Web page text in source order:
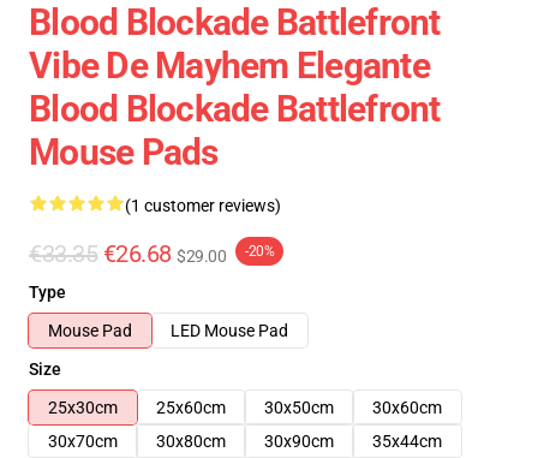
Blood Blockade Battlefront
Vibe De Mayhem Elegante
Blood Blockade Battlefront
Mouse Pads
(1 customer reviews)
€33.35 €26.68 $29.00 -20%
Type
Mouse Pad
LED Mouse Pad
Size
25x30cm
25x60cm 30x50cm
30x60cm
30x70cm
30x80cm 30x90cm
35x44cm